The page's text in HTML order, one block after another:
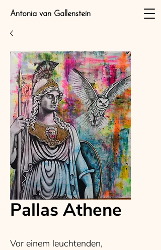
Antonia van Gallenstein
Pallas Athene
Vor einem leuchtenden,